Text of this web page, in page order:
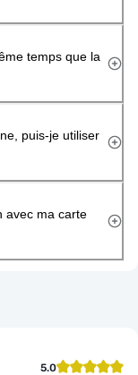
temps que la
puis-je utiliser
avec ma carte
5.0